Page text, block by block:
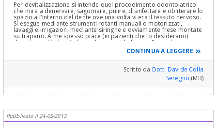
Per devitalizzazione si intende quel procedimento odontoiatrico
che mira a denervare, sagomare, pulire, disinfettare e obliterare lo
spazio all'interno del dente ove una volta vi era il tessuto nervoso.
Si esegue mediante strumenti rotanti manuali o motorizzati,
lavaggi e irrigazioni mediante siringhe e ovviamente frese montate
su trapano. A me spesso piace (in pazienti che lo desiderano)
descrivere ciò che sto facendo mentre lo faccio. Secondo me
rende il paziente più collaborativo e partecipe. Chieda al collega
CONTINUA A LEGGERE
Scritto da Dott. Davide Colla
Seregno (MB)
Pubblicato il 24-05-2013